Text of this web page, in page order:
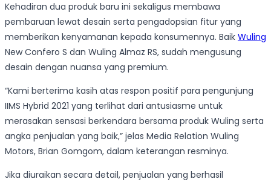
Kehadiran dua produk baru ini sekaligus membawa
pembaruan lewat desain serta pengadopsian fitur yang
memberikan kenyamanan kepada konsumennya. Baik Wuling
New Confero S dan Wuling Almaz RS, sudah mengusung
desain dengan nuansa yang premium.
“Kami berterima kasih atas respon positif para pengunjung
IIMS Hybrid 2021 yang terlihat dari antusiasme untuk
merasakan sensasi berkendara bersama produk Wuling serta
angka penjualan yang baik,” jelas Media Relation Wuling
Motors, Brian Gomgom, dalam keterangan resminya.
Jika diuraikan secara detail, penjualan yang berhasil